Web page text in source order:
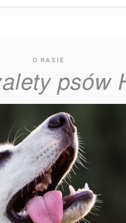
O RASIE
psów